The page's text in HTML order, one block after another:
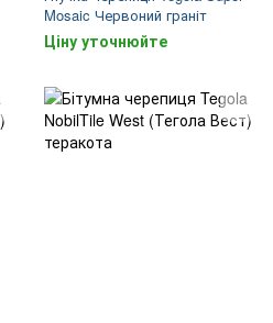
Mosaic Червоний граніт
Ціну уточнюйте